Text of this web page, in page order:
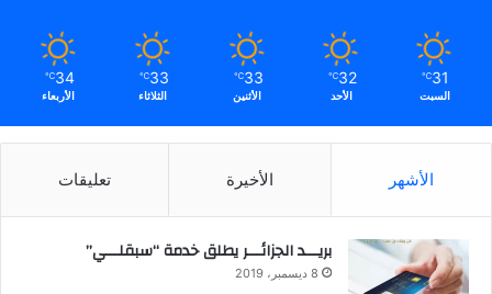
31
℃
السبت
32
℃
الأحد
33
℃
الأثنين
33
℃
الثلاثاء
34
℃
الأربعاء
الأشهر الأخيرة تعليقات
بريـــد الجزائـــر يطلق خدمة “سبقلـــي”
8 ديسمبر، 2019